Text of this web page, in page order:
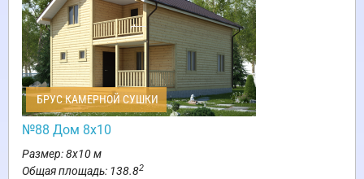
БРУС КАМЕРНОЙ СУШКИ
№88 Дом 8х10
Размер: 8х10 м
Общая площадь: 138.82